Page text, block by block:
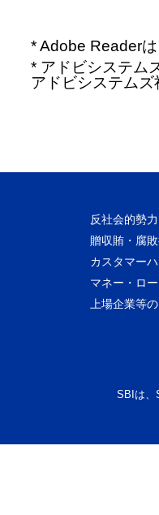
* Adobe Reader
* アドビシステム
アドビシステム
反社会的勢
贈収賄・腐
カスタマー
マネー・ロ
上場企業等
SBIは、